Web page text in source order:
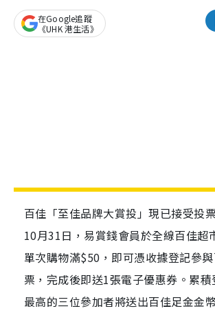
在Google追蹤
《UHK 港生活》
百佳「至佳品牌大賞投」現已接受投
10月31日，易賞錢會員於全線百佳超
單次購物滿$50，即可憑收據登記參
票，完成後即送1張電子優惠券。累
最高的三位參加者將送出百佳足金金